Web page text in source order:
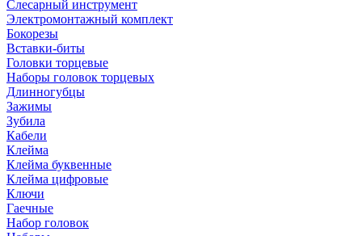
Слесарный инструмент
Электромонтажный комплект
Бокорезы
Вставки-биты
Головки торцевые
Наборы головок торцевых
Длинногубцы
Зажимы
Зубила
Кабели
Клейма
Клейма буквенные
Клейма цифровые
Ключи
Гаечные
Набор головок